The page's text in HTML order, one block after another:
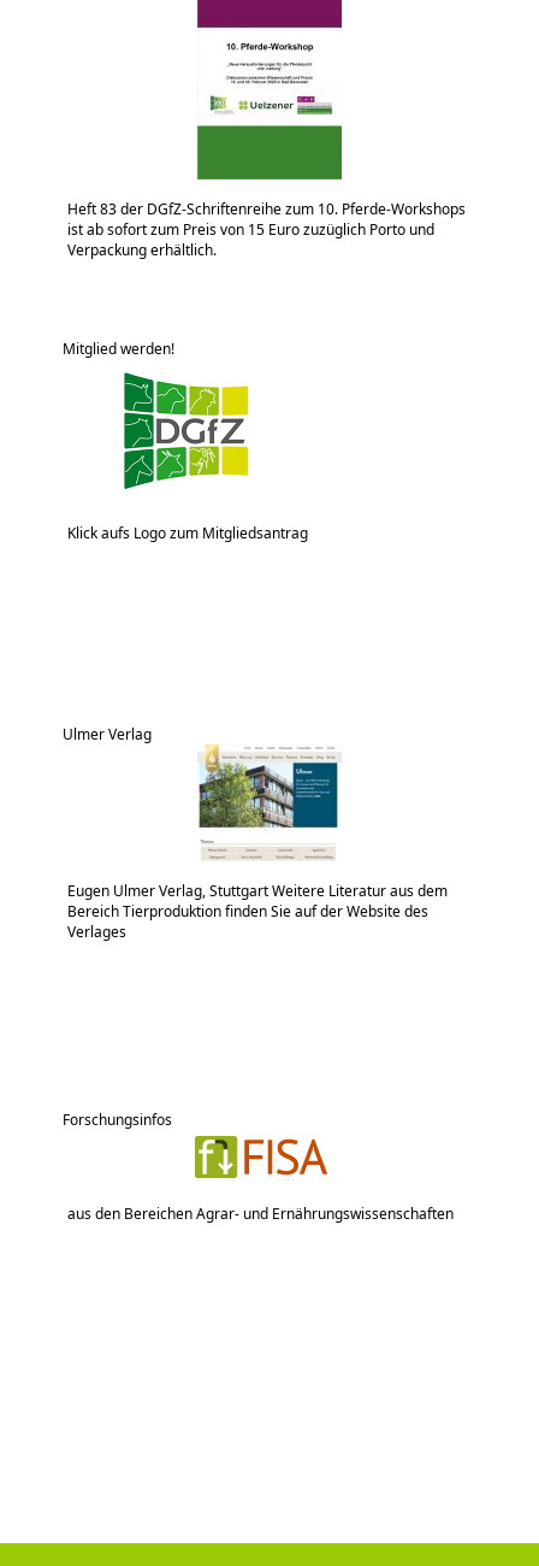
Heft 83 der DGfZ-Schriftenreihe zum 10. Pferde-Workshops
ist ab sofort zum Preis von 15 Euro zuzüglich Porto und
Verpackung erhältlich.
Mitglied werden!
Klick aufs Logo zum Mitgliedsantrag
Ulmer Verlag
Eugen Ulmer Verlag, Stuttgart Weitere Literatur aus dem
Bereich Tierproduktion finden Sie auf der Website des
Verlages
Forschungsinfos
aus den Bereichen Agrar- und Ernährungswissenschaften